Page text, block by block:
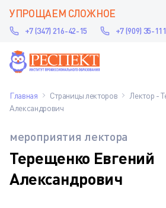
УПРОЩАЕМ СЛОЖНОЕ
+7 (347) 216-42-15 +7 (909) 35-
Главная Страницы лекторов
Лектор -
Александрович
мероприятия лектора
Терещенко Евгений
Александрович